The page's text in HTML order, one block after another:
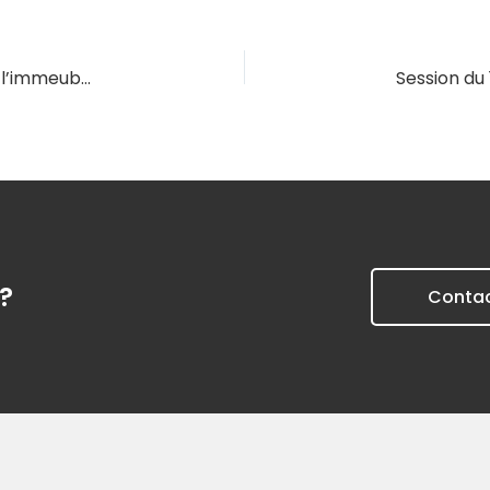
Session du 27/11/2026 – Vocabulaire technique : l’immeuble et ses abords